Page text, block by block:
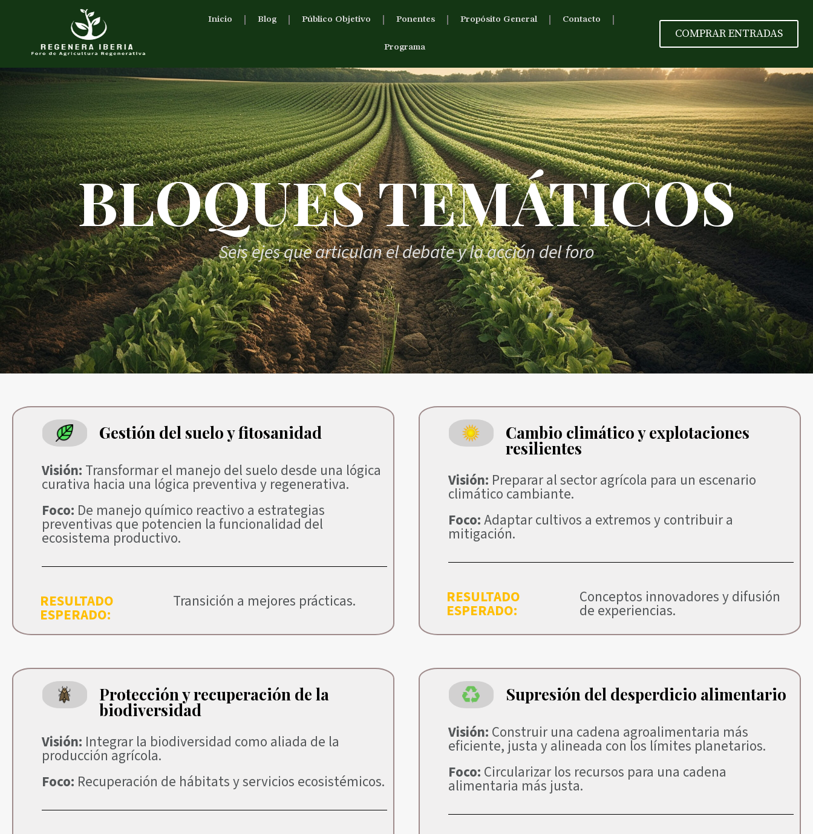
Inicio Blog Público Objetivo Ponentes Propósito General Contacto
Programa
COMPRAR ENTRADAS
BLOQUES TEMÁTICOS
Seis ejes que articulan el debate y la acción del foro
Gestión del suelo y fitosanidad
Visión: Transformar el manejo del suelo desde una lógica
curativa hacia una lógica preventiva y regenerativa.
Foco: De manejo químico reactivo a estrategias
preventivas que potencien la funcionalidad del
ecosistema productivo.
RESULTADO
ESPERADO:
Transición a mejores prácticas.
Cambio climático y explotaciones
resilientes
Visión: Preparar al sector agrícola para un escenario
climático cambiante.
Foco:Adaptar cultivos a extremos y contribuir a
mitigación.
RESULTADO
ESPERADO:
Conceptos innovadores y difusión
de experiencias.
Protección y recuperación de la
biodiversidad
Visión: Integrar la biodiversidad como aliada de la
producción agrícola.
Foco: Recuperación de hábitats y servicios ecosistémicos.
Supresión del desperdicio alimentario
Visión: Construir una cadena agroalimentaria más
eficiente, justa y alineada con los límites planetarios.
Foco: Circularizar los recursos para una cadena
alimentaria más justa.